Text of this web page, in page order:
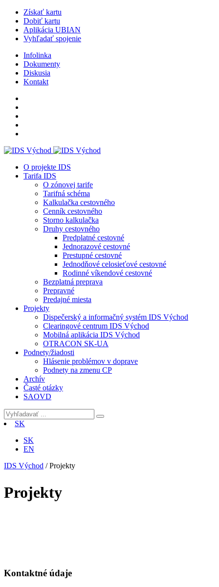
Získať kartu
Dobiť kartu
Aplikácia UBIAN
Vyhľadať spojenie
Infolinka
Dokumenty
Diskusia
Kontakt
O projekte IDS
Tarifa IDS
O zónovej tarife
Tarifná schéma
Kalkulačka cestovného
Cenník cestovného
Storno kalkulačka
Druhy cestovného
Predplatné cestovné
Jednorazové cestovné
Prestupné cestovné
Jednodňové celosieťové cestovné
Rodinné víkendové cestovné
Bezplatná preprava
Prepravné
Predajné miesta
Projekty
Dispečerský a informačný systém IDS Východ
Clearingové centrum IDS Východ
Mobilná aplikácia IDS Východ
OTRACON SK-UA
Podnety/žiadosti
Hlásenie problémov v doprave
Podnety na zmenu CP
Archív
Časté otázky
SAOVD
SK
SK
EN
IDS Východ /Projekty
Projekty
Kontaktné údaje